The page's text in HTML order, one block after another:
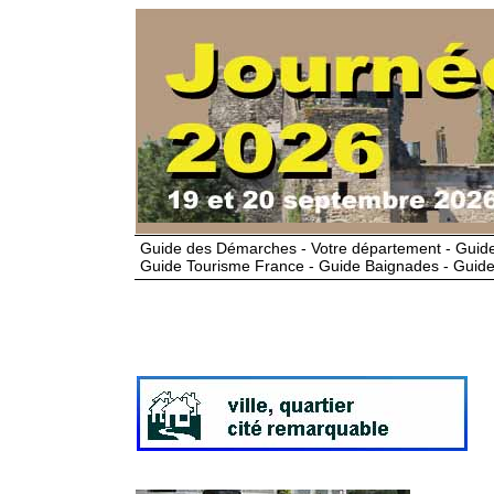
Guide des Démarches - Votre département -
Guide Tourisme France - Guide Baignades -